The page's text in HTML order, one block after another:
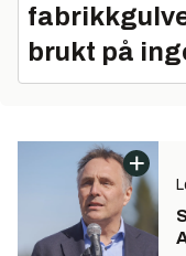
brukt på